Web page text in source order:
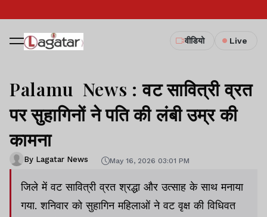
वीडियो Live
Palamu News : वट सावित्री व्रत
पर सुहागिनों ने पति की लंबी उम्र की
कामना
By Lagatar News May 16, 2026 03:01 PM
जिले में वट सावित्री व्रत श्रद्धा और उत्साह के साथ मनाया
गया. शनिवार को सुहागिन महिलाओं ने वट वृक्ष की विधिवत